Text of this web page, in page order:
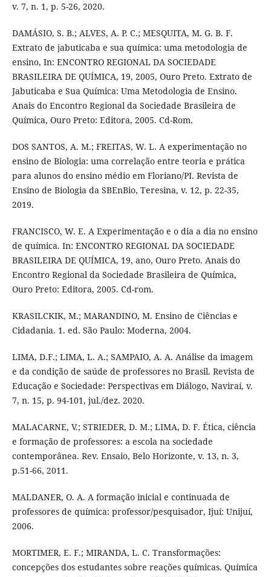
v. 7, n. 1, p. 5-26, 2020.
DAMÁSIO, S. B.; ALVES, A. P. C.; MESQUITA, M. G. B. F.
Extrato de jabuticaba e sua química: uma metodologia de
ensino, In: ENCONTRO REGIONAL DA SOCIEDADE
BRASILEIRA DE QUÍMICA, 19, 2005, Ouro Preto. Extrato de
Jabuticaba e Sua Química: Uma Metodologia de Ensino.
Anais do Encontro Regional da Sociedade Brasileira de
Química, Ouro Preto: Editora, 2005. Cd-Rom.
DOS SANTOS, A. M.; FREITAS, W. L. A experimentação no
ensino de Biologia: uma correlação entre teoria e prática
para alunos do ensino médio em Floriano/PI. Revista de
Ensino de Biologia da SBEnBio, Teresina, v. 12, p. 22-35,
2019.
FRANCISCO, W. E. A Experimentação e o dia a dia no ensino
de química. In: ENCONTRO REGIONAL DA SOCIEDADE
BRASILEIRA DE QUÍMICA, 19, ano, Ouro Preto. Anais do
Encontro Regional da Sociedade Brasileira de Química,
Ouro Preto: Editora, 2005. Cd-rom.
KRASILCKIK, M.; MARANDINO, M. Ensino de Ciências e
Cidadania. 1. ed. São Paulo: Moderna, 2004.
LIMA, D.F.; LIMA, L. A.; SAMPAIO, A. A. Análise da imagem
e da condição de saúde de professores no Brasil. Revista de
Educação e Sociedade: Perspectivas em Diálogo, Naviraí, v.
7, n. 15, p. 94-101, jul./dez. 2020.
MALACARNE, V.; STRIEDER, D. M.; LIMA, D. F. Ética, ciência
e formação de professores: a escola na sociedade
contemporânea. Rev. Ensaio, Belo Horizonte, v. 13, n. 3,
p.51-66, 2011.
MALDANER, O. A. A formação inicial e continuada de
professores de química: professor/pesquisador, Ijuí: Unijuí,
2006.
MORTIMER, E. F.; MIRANDA, L. C. Transformações:
concepções dos estudantes sobre reações químicas. Química